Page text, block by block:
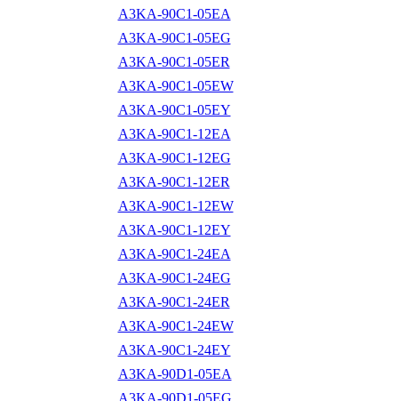
A3KA-90C1-05EA
A3KA-90C1-05EG
A3KA-90C1-05ER
A3KA-90C1-05EW
A3KA-90C1-05EY
A3KA-90C1-12EA
A3KA-90C1-12EG
A3KA-90C1-12ER
A3KA-90C1-12EW
A3KA-90C1-12EY
A3KA-90C1-24EA
A3KA-90C1-24EG
A3KA-90C1-24ER
A3KA-90C1-24EW
A3KA-90C1-24EY
A3KA-90D1-05EA
A3KA-90D1-05EG